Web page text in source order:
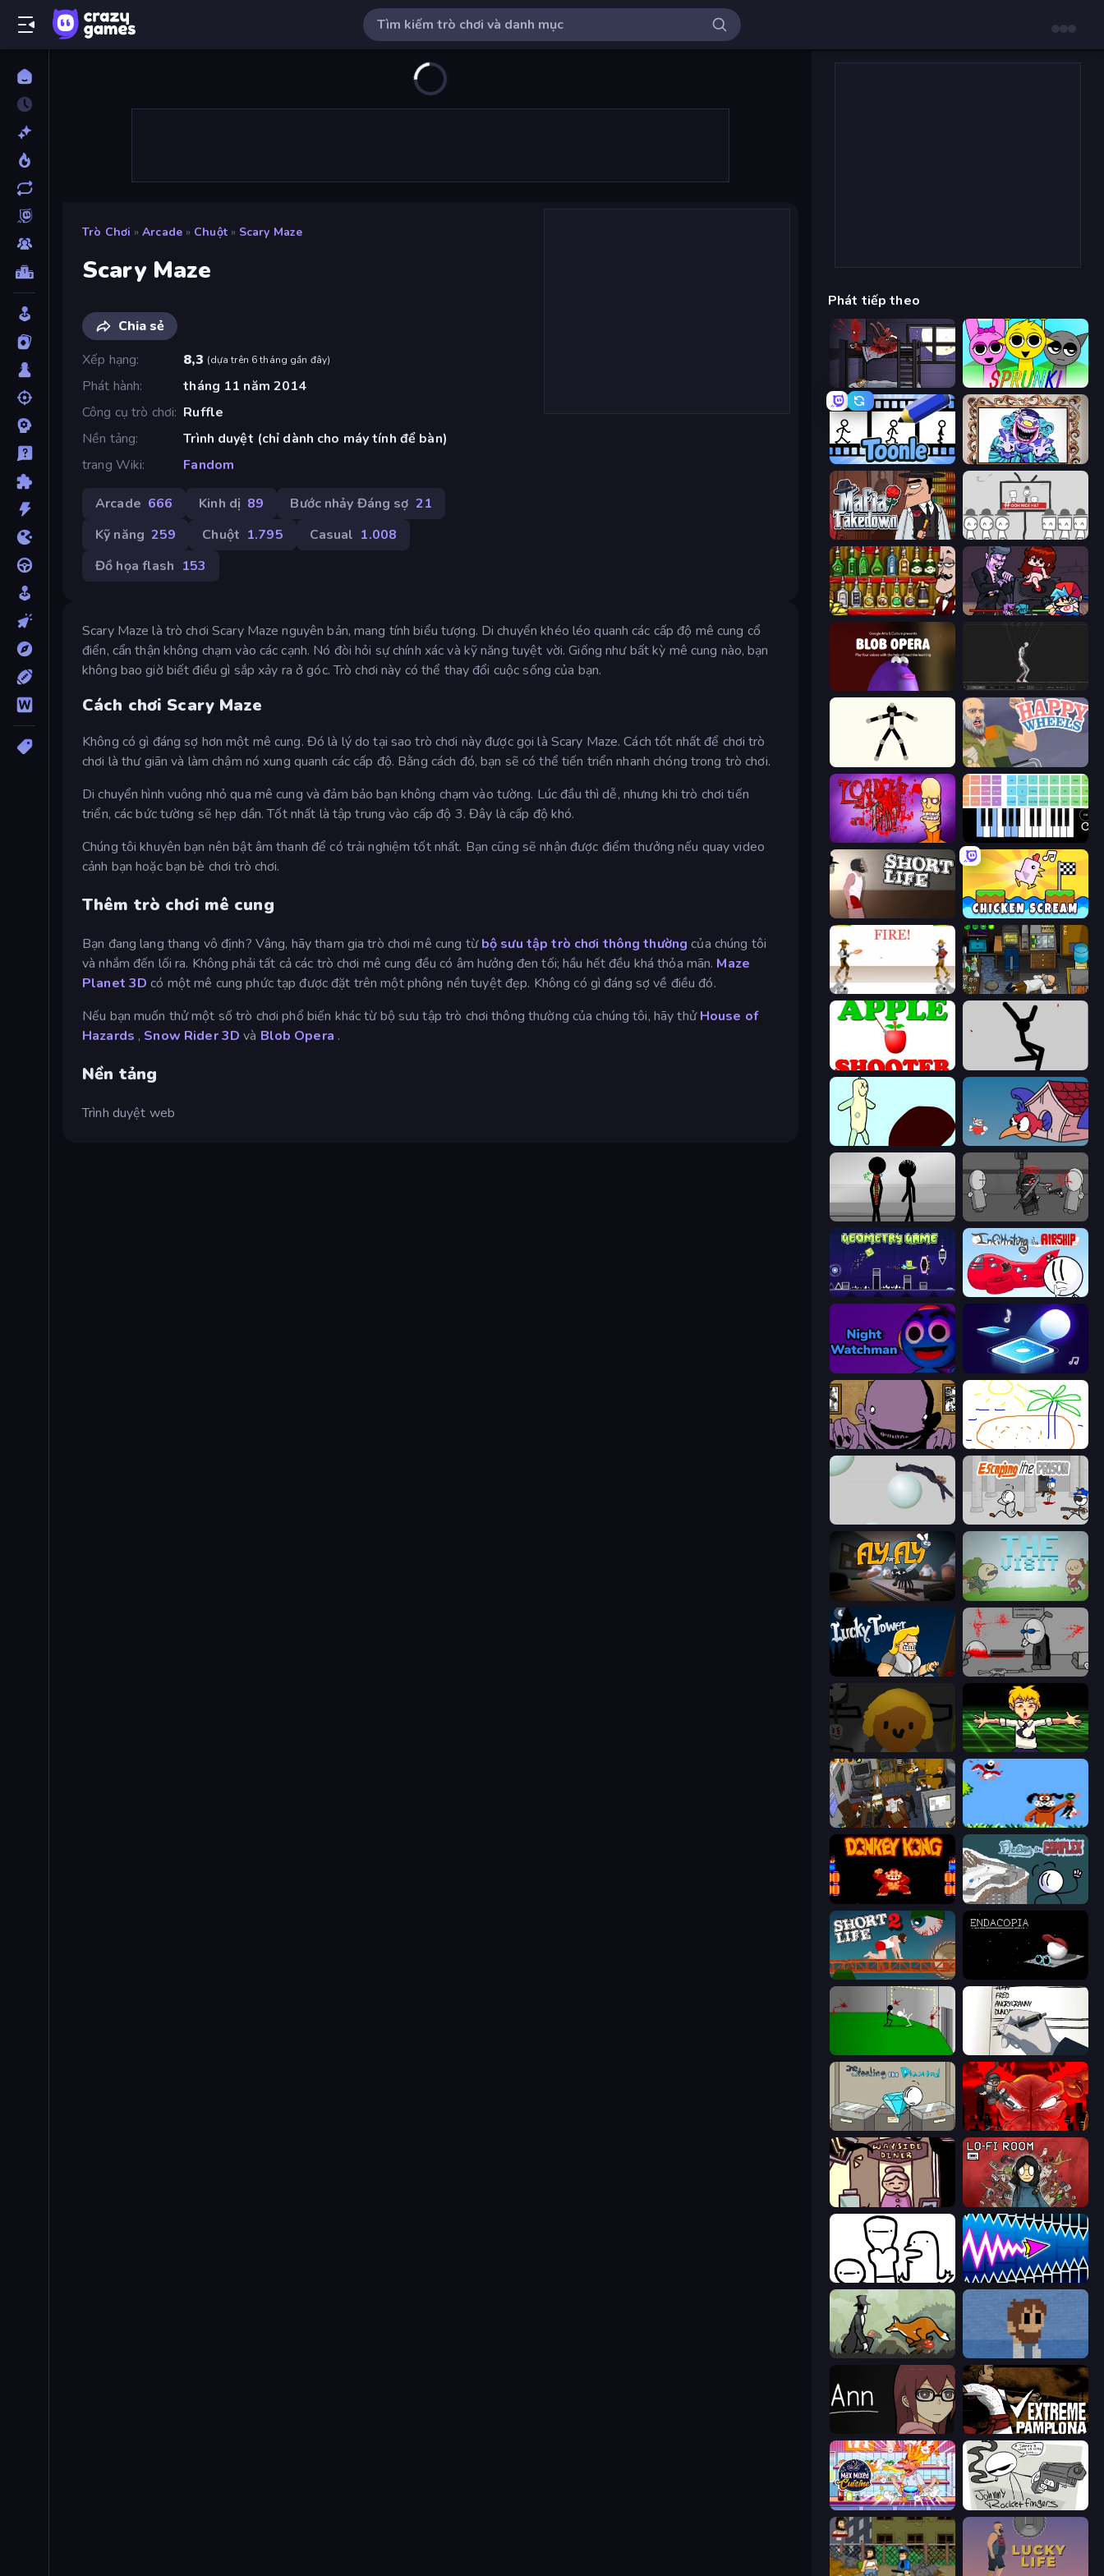
Trò Chơi » Arcade » Chuột » Scary Maze
Scary Maze
Chia sẻ
Xếp hạng
8,3 (dựa trên 6 tháng gần đây)
Phát hành
tháng 11 năm 2014
Công cụ trò chơi Ruffle
Nền tảng
Trình duyệt (chỉ dành cho máy tính để bàn)
trang Wiki
Fandom
Arcade 666 Kinh dị 89 Bước nhảy Đáng sợ 21
Kỹ năng 259 Chuột 1.795 Casual 1.008
Đồ họa flash 153
Scary Maze là trò chơi Scary Maze nguyên bản, mang tính biểu tượng. Di chuyển khéo léo quanh các cấp độ mê cung cổ
điển, cẩn thận không chạm vào các cạnh. Nó đòi hỏi sự chính xác và kỹ năng tuyệt vời. Giống như bất kỳ mê cung nào, bạn
không bao giờ biết điều gì sắp xảy ra ở góc. Trò chơi này có thể thay đổi cuộc sống của bạn.
Cách chơi Scary Maze
Không có gì đáng sợ hơn một mê cung. Đó là lý do tại sao trò chơi này được gọi là Scary Maze. Cách tốt nhất để chơi trò
chơi là thư giãn và làm chậm nó xung quanh các cấp độ. Bằng cách đó, bạn sẽ có thể tiến triển nhanh chóng trong trò chơi.
Di chuyển hình vuông nhỏ qua mê cung và đảm bảo bạn không chạm vào tường. Lúc đầu thì dễ, nhưng khi trò chơi tiến
triển, các bức tường sẽ hẹp dần. Tốt nhất là tập trung vào cấp độ 3. Đây là cấp độ khó.
Chúng tôi khuyên bạn nên bật âm thanh để có trải nghiệm tốt nhất. Bạn cũng sẽ nhận được điểm thưởng nếu quay video
cảnh bạn hoặc bạn bè chơi trò chơi.
Thêm trò chơi mê cung
Bạn đang lang thang vô định? Vâng, hãy tham gia trò chơi mê cung từbộ sưu tập trò chơi thông thường của chúng tôi
và nhắm đến lối ra. Không phải tất cả các trò chơi mê cung đều có âm hưởng đen tối; hầu hết đều khá thỏa mãn. Maze
Planet 3D có một mê cung phức tạp được đặt trên một phông nền tuyệt đẹp. Không có gì đáng sợ về điều đó.
Nếu bạn muốn thử một số trò chơi phổ biến khác từ bộ sưu tập trò chơi thông thường của chúng tôi, hãy thửHouse of
Hazards , Snow Rider 3D và Blob Opera .
Nền tảng
Trình duyệt web
Phát tiếp theo
The Visitor Sprunki
Toonle Exhibit of Sorrows
Mafia Takedown We Become What We Behold
Bartender The Right Mix Friday Night Funkin'
Blob Opera Skeleton Simulator
Stick Animator Happy Wheels
Load Up and Kill Virtual Online Piano
Short Life Chicken Scream
Gunblood Foreign Creature
Apple Shooter
Doodieman Voodoo Cuphead
Stick Figure Penalty 2 Madness Project Nexus
Geometry Game Infiltrating the Airship
Tile Jumper 3D
The Owner Is Dead Skribbl.io
Bush Ragdoll Escaping the Prison
Fly for Fly The Visit
Lucky Tower Madness Deathwish
Chainsaw Dance
Foreign Creature 2 Duck Hunt
Donkey Kong Returns Fleeing the Complex
Short Life 2 Endacopia
Death Note Type
Stealing the Diamond Madness Accelerant
Diner in the Storm Lofi Room
I Don't Even Know Wave Dash: Geometry Arrow
The Illusionist's Dream
Extreme Pamplona
Max Mixed Cuisine Johnny Rocketfingers